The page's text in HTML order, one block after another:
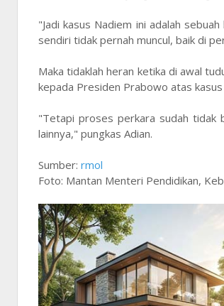
"Jadi kasus Nadiem ini adalah
sendiri tidak pernah muncul, baik di
Maka tidaklah heran ketika di awal
kepada Presiden Prabowo atas kasus
"Tetapi proses perkara sudah tidak
lainnya," pungkas Adian.
Sumber: rmol
Foto: Mantan Menteri Pendidikan,